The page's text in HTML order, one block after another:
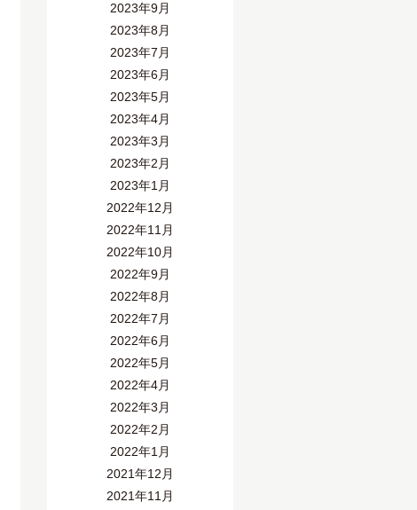
2023年9月
2023年8月
2023年7月
2023年6月
2023年5月
2023年4月
2023年3月
2023年2月
2023年1月
2022年12月
2022年11月
2022年10月
2022年9月
2022年8月
2022年7月
2022年6月
2022年5月
2022年4月
2022年3月
2022年2月
2022年1月
2021年12月
2021年11月